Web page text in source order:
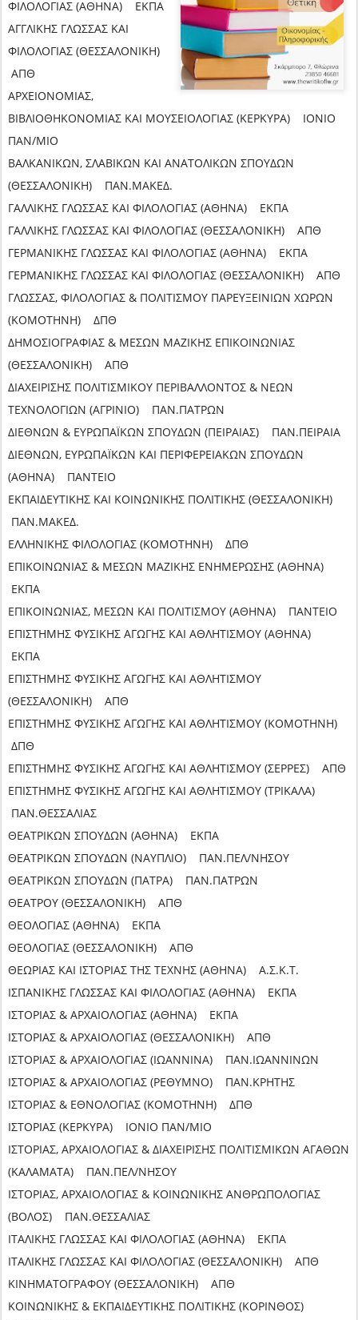
ΦΙΛΟΛΟΓΙΑΣ (ΑΘΗΝΑ) ΕΚΠΑ
ΑΓΓΛΙΚΗΣ ΓΛΩΣΣΑΣ ΚΑΙ
ΦΙΛΟΛΟΓΙΑΣ (ΘΕΣΣΑΛΟΝΙΚΗ)
ΑΠΘ
ΑΡΧΕΙΟΝΟΜΙΑΣ,
ΒΙΒΛΙΟΘΗΚΟΝΟΜΙΑΣ ΚΑΙ ΜΟΥΣΕΙΟΛΟΓΙΑΣ (ΚΕΡΚΥΡΑ) ΙΟΝΙΟ
ΠΑΝ/ΜΙΟ
ΒΑΛΚΑΝΙΚΩΝ, ΣΛΑΒΙΚΩΝ ΚΑΙ ΑΝΑΤΟΛΙΚΩΝ ΣΠΟΥΔΩΝ
(ΘΕΣΣΑΛΟΝΙΚΗ) ΠΑΝ.ΜΑΚΕΔ.
ΓΑΛΛΙΚΗΣ ΓΛΩΣΣΑΣ ΚΑΙ ΦΙΛΟΛΟΓΙΑΣ (ΑΘΗΝΑ) ΕΚΠΑ
ΓΑΛΛΙΚΗΣ ΓΛΩΣΣΑΣ ΚΑΙ ΦΙΛΟΛΟΓΙΑΣ (ΘΕΣΣΑΛΟΝΙΚΗ) ΑΠΘ
ΓΕΡΜΑΝΙΚΗΣ ΓΛΩΣΣΑΣ ΚΑΙ ΦΙΛΟΛΟΓΙΑΣ (ΑΘΗΝΑ) ΕΚΠΑ
ΓΕΡΜΑΝΙΚΗΣ ΓΛΩΣΣΑΣ ΚΑΙ ΦΙΛΟΛΟΓΙΑΣ (ΘΕΣΣΑΛΟΝΙΚΗ) ΑΠΘ
ΓΛΩΣΣΑΣ, ΦΙΛΟΛΟΓΙΑΣ & ΠΟΛΙΤΙΣΜΟΥ ΠΑΡΕΥΞΕΙΝΙΩΝ ΧΩΡΩΝ
(ΚΟΜΟΤΗΝΗ) ΔΠΘ
ΔΗΜΟΣΙΟΓΡΑΦΙΑΣ & ΜΕΣΩΝ ΜΑΖΙΚΗΣ ΕΠΙΚΟΙΝΩΝΙΑΣ
(ΘΕΣΣΑΛΟΝΙΚΗ) ΑΠΘ
ΔΙΑΧΕΙΡΙΣΗΣ ΠΟΛΙΤΙΣΜΙΚΟΥ ΠΕΡΙΒΑΛΛΟΝΤΟΣ & ΝΕΩΝ
ΤΕΧΝΟΛΟΓΙΩΝ (ΑΓΡΙΝΙΟ) ΠΑΝ.ΠΑΤΡΩΝ
ΔΙΕΘΝΩΝ & ΕΥΡΩΠΑΪΚΩΝ ΣΠΟΥΔΩΝ (ΠΕΙΡΑΙΑΣ) ΠΑΝ.ΠΕΙΡΑΙΑ
ΔΙΕΘΝΩΝ, ΕΥΡΩΠΑΪΚΩΝ ΚΑΙ ΠΕΡΙΦΕΡΕΙΑΚΩΝ ΣΠΟΥΔΩΝ
(ΑΘΗΝΑ) ΠΑΝΤΕΙΟ
ΕΚΠΑΙΔΕΥΤΙΚΗΣ ΚΑΙ ΚΟΙΝΩΝΙΚΗΣ ΠΟΛΙΤΙΚΗΣ (ΘΕΣΣΑΛΟΝΙΚΗ)
ΠΑΝ.ΜΑΚΕΔ.
ΕΛΛΗΝΙΚΗΣ ΦΙΛΟΛΟΓΙΑΣ (ΚΟΜΟΤΗΝΗ) ΔΠΘ
ΕΠΙΚΟΙΝΩΝΙΑΣ & ΜΕΣΩΝ ΜΑΖΙΚΗΣ ΕΝΗΜΕΡΩΣΗΣ (ΑΘΗΝΑ)
ΕΚΠΑ
ΕΠΙΚΟΙΝΩΝΙΑΣ, ΜΕΣΩΝ ΚΑΙ ΠΟΛΙΤΙΣΜΟΥ (ΑΘΗΝΑ) ΠΑΝΤΕΙΟ
ΕΠΙΣΤΗΜΗΣ ΦΥΣΙΚΗΣ ΑΓΩΓΗΣ ΚΑΙ ΑΘΛΗΤΙΣΜΟΥ (ΑΘΗΝΑ)
ΕΚΠΑ
ΕΠΙΣΤΗΜΗΣ ΦΥΣΙΚΗΣ ΑΓΩΓΗΣ ΚΑΙ ΑΘΛΗΤΙΣΜΟΥ
(ΘΕΣΣΑΛΟΝΙΚΗ) ΑΠΘ
ΕΠΙΣΤΗΜΗΣ ΦΥΣΙΚΗΣ ΑΓΩΓΗΣ ΚΑΙ ΑΘΛΗΤΙΣΜΟΥ (ΚΟΜΟΤΗΝΗ)
ΔΠΘ
ΕΠΙΣΤΗΜΗΣ ΦΥΣΙΚΗΣ ΑΓΩΓΗΣ ΚΑΙ ΑΘΛΗΤΙΣΜΟΥ (ΣΕΡΡΕΣ) ΑΠΘ
ΕΠΙΣΤΗΜΗΣ ΦΥΣΙΚΗΣ ΑΓΩΓΗΣ ΚΑΙ ΑΘΛΗΤΙΣΜΟΥ (ΤΡΙΚΑΛΑ)
ΠΑΝ.ΘΕΣΣΑΛΙΑΣ
ΘΕΑΤΡΙΚΩΝ ΣΠΟΥΔΩΝ (ΑΘΗΝΑ) ΕΚΠΑ
ΘΕΑΤΡΙΚΩΝ ΣΠΟΥΔΩΝ (ΝΑΥΠΛΙΟ) ΠΑΝ.ΠΕΛ/ΝΗΣΟΥ
ΘΕΑΤΡΙΚΩΝ ΣΠΟΥΔΩΝ (ΠΑΤΡΑ) ΠΑΝ.ΠΑΤΡΩΝ
ΘΕΑΤΡΟΥ (ΘΕΣΣΑΛΟΝΙΚΗ) ΑΠΘ
ΘΕΟΛΟΓΙΑΣ (ΑΘΗΝΑ) ΕΚΠΑ
ΘΕΟΛΟΓΙΑΣ (ΘΕΣΣΑΛΟΝΙΚΗ) ΑΠΘ
ΘΕΩΡΙΑΣ ΚΑΙ ΙΣΤΟΡΙΑΣ ΤΗΣ ΤΕΧΝΗΣ (ΑΘΗΝΑ) Α.Σ.Κ.Τ.
ΙΣΠΑΝΙΚΗΣ ΓΛΩΣΣΑΣ ΚΑΙ ΦΙΛΟΛΟΓΙΑΣ (ΑΘΗΝΑ) ΕΚΠΑ
ΙΣΤΟΡΙΑΣ & ΑΡΧΑΙΟΛΟΓΙΑΣ (ΑΘΗΝΑ) ΕΚΠΑ
ΙΣΤΟΡΙΑΣ & ΑΡΧΑΙΟΛΟΓΙΑΣ (ΘΕΣΣΑΛΟΝΙΚΗ) ΑΠΘ
ΙΣΤΟΡΙΑΣ & ΑΡΧΑΙΟΛΟΓΙΑΣ (ΙΩΑΝΝΙΝΑ) ΠΑΝ.ΙΩΑΝΝΙΝΩΝ
ΙΣΤΟΡΙΑΣ & ΑΡΧΑΙΟΛΟΓΙΑΣ (ΡΕΘΥΜΝΟ) ΠΑΝ.ΚΡΗΤΗΣ
ΙΣΤΟΡΙΑΣ & ΕΘΝΟΛΟΓΙΑΣ (ΚΟΜΟΤΗΝΗ) ΔΠΘ
ΙΣΤΟΡΙΑΣ (ΚΕΡΚΥΡΑ) ΙΟΝΙΟ ΠΑΝ/ΜΙΟ
ΙΣΤΟΡΙΑΣ, ΑΡΧΑΙΟΛΟΓΙΑΣ & ΔΙΑΧΕΙΡΙΣΗΣ ΠΟΛΙΤΙΣΜΙΚΩΝ ΑΓΑΘΩΝ
(ΚΑΛΑΜΑΤΑ) ΠΑΝ.ΠΕΛ/ΝΗΣΟΥ
ΙΣΤΟΡΙΑΣ, ΑΡΧΑΙΟΛΟΓΙΑΣ & ΚΟΙΝΩΝΙΚΗΣ ΑΝΘΡΩΠΟΛΟΓΙΑΣ
(ΒΟΛΟΣ) ΠΑΝ.ΘΕΣΣΑΛΙΑΣ
ΙΤΑΛΙΚΗΣ ΓΛΩΣΣΑΣ ΚΑΙ ΦΙΛΟΛΟΓΙΑΣ (ΑΘΗΝΑ) ΕΚΠΑ
ΙΤΑΛΙΚΗΣ ΓΛΩΣΣΑΣ ΚΑΙ ΦΙΛΟΛΟΓΙΑΣ (ΘΕΣΣΑΛΟΝΙΚΗ) ΑΠΘ
ΚΙΝΗΜΑΤΟΓΡΑΦΟΥ (ΘΕΣΣΑΛΟΝΙΚΗ) ΑΠΘ
ΚΟΙΝΩΝΙΚΗΣ & ΕΚΠΑΙΔΕΥΤΙΚΗΣ ΠΟΛΙΤΙΚΗΣ (ΚΟΡΙΝΘΟΣ)